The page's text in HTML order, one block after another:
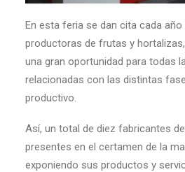
En esta feria se dan cita cada
productoras de frutas y
una gran oportunidad para todas
relacionadas con las distintas
productivo.
Así, un total de diez fabricantes
presentes en el certamen de la
exponiendo sus productos y